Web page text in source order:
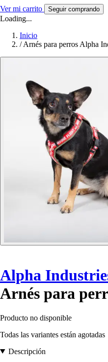
Ver mi carrito Seguir comprando
Loading...
Inicio
/ Arnés para perros Alpha
Alpha
Arnés para
Producto no disponible
Todas las variantes están agotadas
Descripción